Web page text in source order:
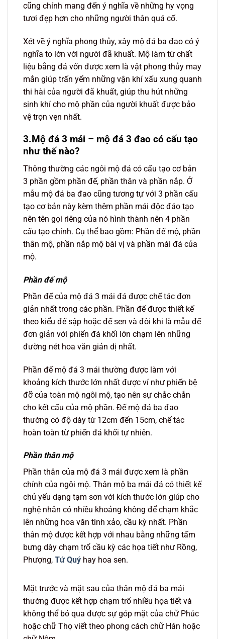
cũng chính mang đến ý nghĩa về những hy vọng
tươi đẹp hơn cho những người thân quá cố.
Xét về ý nghĩa phong thủy, xây mộ đá ba đao có ý
nghĩa to lớn với người đã khuất. Mộ làm từ chất
liệu bằng đá vốn được xem là vật phong thủy may
mắn giúp trấn yểm những vận khí xấu xung quanh
thi hài của người đã khuất, giúp thu hút những
sinh khí cho mộ phần của người khuất được bảo
vệ trọn vẹn nhất.
3.Mộ đá 3 mái – mộ đá 3 đao có cấu tạo
như thế nào?
Thông thường các ngôi mộ đá có cấu tạo cơ bản
3 phần gồm phần đế, phần thân và phần nắp. Ở
mẫu mộ đá ba đao cũng tương tự với 3 phần cấu
tạo cơ bản này kèm thêm phần mái độc đáo tạo
nên tên gọi riêng của nó hình thành nên 4 phần
cấu tạo chính. Cụ thể bao gồm: Phần đế mộ, phần
thân mộ, phần nắp mộ bài vị và phần mái đá của
mộ.
Phần đế mộ
Phần đế của mộ đá 3 mái đá được chế tác đơn
giản nhất trong các phần. Phần đế được thiết kế
theo kiểu đế sập hoặc đế sen và đôi khi là mẫu đế
đơn giản với phiến đá khối lớn chạm lên những
đường nét hoa văn giản dị nhất.
Phần đế mộ đá 3 mái thường được làm với
khoảng kích thước lớn nhất được ví như phiến bệ
đỡ của toàn mộ ngôi mộ, tạo nên sự chắc chắn
cho kết cấu của mộ phần. Đế mộ đá ba đao
thường có độ dày từ 12cm đến 15cm, chế tác
hoàn toàn từ phiến đá khối tự nhiên.
Phần thân mộ
Phần thân của mộ đá 3 mái được xem là phần
chính của ngôi mộ. Thân mộ ba mái đá có thiết kế
chủ yếu dạng tạm sơn với kích thước lớn giúp cho
nghệ nhân có nhiều khoảng không để chạm khắc
lên những hoa văn tinh xảo, cầu kỳ nhất. Phần
thân mộ được kết hợp với nhau bằng những tấm
bưng dày chạm trổ cầu kỳ các họa tiết như Rồng,
Phượng, Tứ Quý hay hoa sen.
Mặt trước và mặt sau của thân mộ đá ba mái
thường được kết hợp chạm trổ nhiều họa tiết và
không thể bỏ qua được sự góp mặt của chữ Phúc
hoặc chữ Thọ viết theo phong cách chữ Hán hoặc